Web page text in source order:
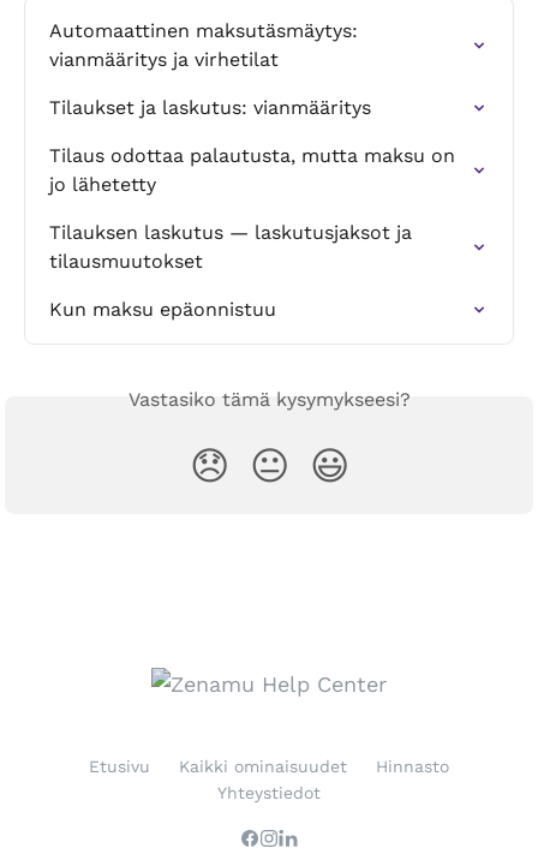
Automaattinen maksutäsmäytys:
vianmääritys ja virhetilat
Tilaukset ja laskutus: vianmääritys
Tilaus odottaa palautusta, mutta maksu on
jo lähetetty
Tilauksen laskutus — laskutusjaksot ja
tilausmuutokset
Kun maksu epäonnistuu
Vastasiko tämä kysymykseesi?
😞 😐 😃
Etusivu Kaikki ominaisuudet
Hinnasto
Yhteystiedot